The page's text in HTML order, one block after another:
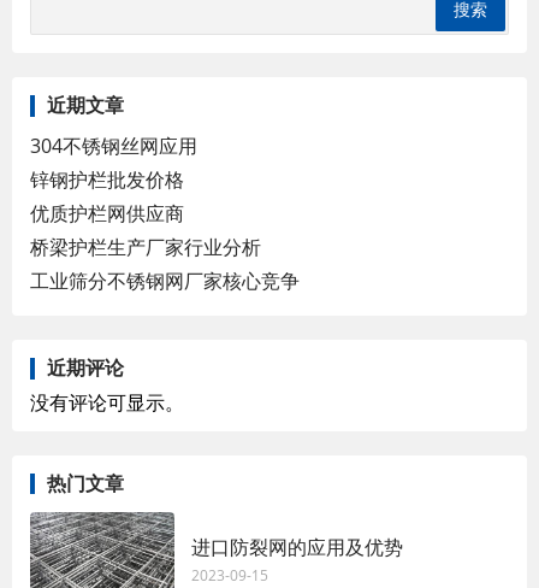
近期文章
304不锈钢丝网应用
锌钢护栏批发价格
优质护栏网供应商
桥梁护栏生产厂家行业分析
工业筛分不锈钢网厂家核心竞争
近期评论
没有评论可显示。
热门文章
进口防裂网的应用及优势
2023-09-15